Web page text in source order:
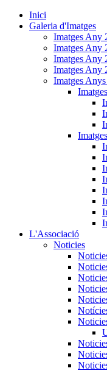
Inici
Galeria d'Imatges
Imatges Any
Imatges Any
Imatges Any
Imatges Any
Imatges
L'Associació
Noticies